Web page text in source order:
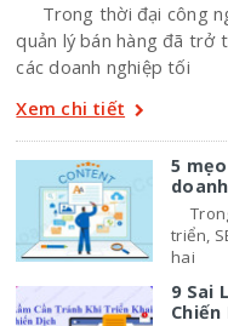
Trong thời đại công
quản lý bán hàng đã trở
các doanh nghiệp tối
Xem chi tiết
5
triển,
hai
9 Sai